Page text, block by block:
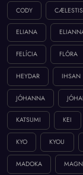
CODY CÆLESTIS
ELIANA
FELÍCIA FLÓRA
HEYDAR IHSAN
JÓHANNA
KATSUMI KEI
KYO KYOU
MADOKA